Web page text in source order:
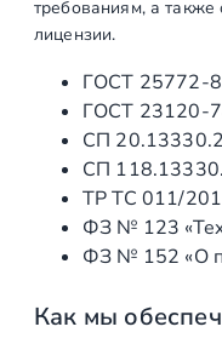
Изготовление
поручня
Монтаж
Доставка,
разгрузка
Установка
элементов
требованиям, а
лицензии.
ГОСТ
ГОСТ
СП
СП
ТР ТС 011/
ФЗ № 123
ФЗ № 152 «О
Как мы